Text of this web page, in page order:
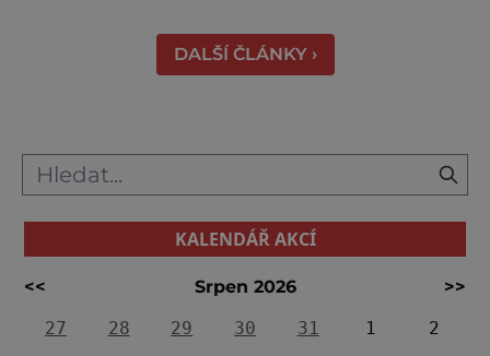
DALŠÍ ČLÁNKY ›
KALENDÁŘ AKCÍ
<< Srpen 2026
>>
27
28 29 30 31 1
2